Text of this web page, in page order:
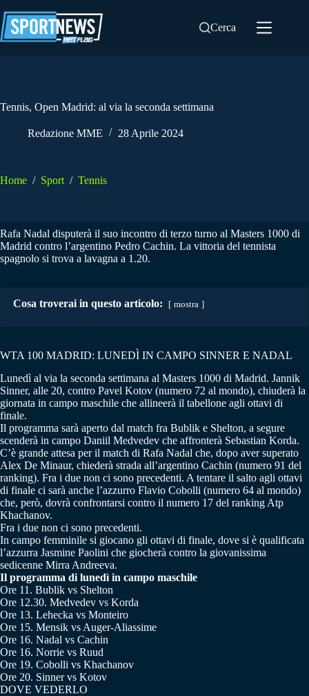
al
contenuto
Cerca
Tennis, Open Madrid: al via la seconda settimana
Redazione MME 28 Aprile 2024
Home / Sport / Tennis
Rafa Nadal disputerà il suo incontro di terzo turno al Masters 1000 di
Madrid contro l’argentino Pedro Cachin. La vittoria del tennista
spagnolo si trova a lavagna a 1.20.
Cosa troverai in questo articolo: mostra
WTA 100 MADRID: LUNEDÌ IN CAMPO SINNER E NADAL
Lunedì al via la seconda settimana al Masters 1000 di Madrid. Jannik
Sinner, alle 20, contro Pavel Kotov (numero 72 al mondo), chiuderà la
giornata in campo maschile che allineerà il tabellone agli ottavi di
finale.
Il programma sarà aperto dal match fra Bublik e Shelton, a segure
scenderà in campo Daniil Medvedev che affronterà Sebastian Korda.
C’è grande attesa per il match di Rafa Nadal che, dopo aver superato
Alex De Minaur, chiederà strada all’argentino Cachin (numero 91 del
ranking). Fra i due non ci sono precedenti. A tentare il salto agli ottavi
di finale ci sarà anche l’azzurro Flavio Cobolli (numero 64 al mondo)
che, però, dovrà confrontarsi contro il numero 17 del ranking Atp
Khachanov.
Fra i due non ci sono precedenti.
In campo femminile si giocano gli ottavi di finale, dove si è qualificata
l’azzurra Jasmine Paolini che giocherà contro la giovanissima
sedicenne Mirra Andreeva.
Il programma di lunedì in campo maschile
Ore 11. Bublik vs Shelton
Ore 12.30. Medvedev vs Korda
Ore 13. Lehecka vs Monteiro
Ore 15. Mensik vs Auger-Aliassime
Ore 16. Nadal vs Cachin
Ore 16. Norrie vs Ruud
Ore 19. Cobolli vs Khachanov
Ore 20. Sinner vs Kotov
DOVE VEDERLO